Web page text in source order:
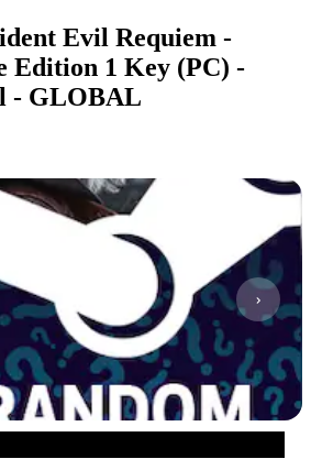
Evil Requiem -
Edition 1 Key (PC) -
- GLOBAL